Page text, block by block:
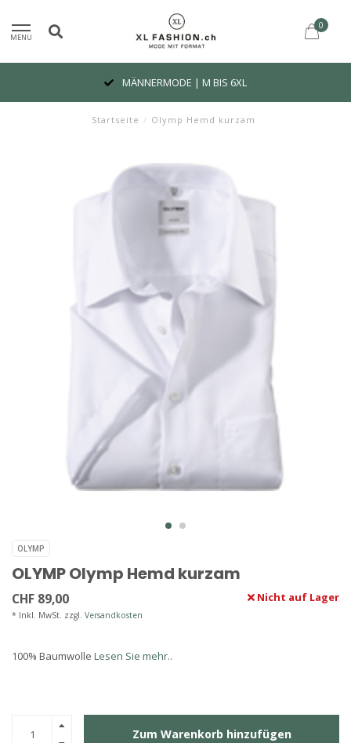
MENU
0
MÄNNERMODE | M BIS 6XL
Startseite / Olymp Hemd kurzam
OLYMP
OLYMP Olymp Hemd kurzam
CHF 89,00
* Inkl. MwSt. zzgl. Versandkosten
Nicht auf Lager
100% Baumwolle Lesen Sie mehr..
Zum Warenkorb hinzufügen